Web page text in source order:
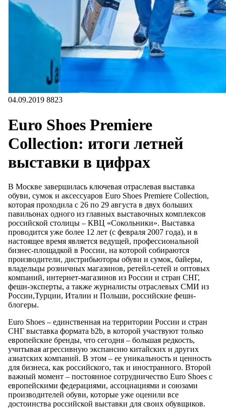
04.09.2019 8823
Euro Shoes Premiere
Collection: итоги летней
выставки в цифрах
В Москве завершилась ключевая отраслевая выставка
обуви, сумок и аксессуаров Euro Shoes Premiere Collection,
которая проходила с 26 по 29 августа в двух больших
павильонах одного из главных выставочных комплексов
российской столицы – КВЦ «Сокольники». Выставка
проводится уже более 12 лет (с февраля 2007 года), и в
настоящее время является ведущей, профессиональной
бизнес-площадкой в России, на которой собираются
производители, дистрибьюторы обуви и сумок, байеры,
владельцы розничных магазинов, ретейл-сетей и оптовых
компаний, интернет-магазинов из России и стран СНГ,
фешн-эксперты, а также журналисты отраслевых СМИ из
России,Турции, Италии и Польши, российские фешн-
блогеры.
Euro Shoes – единственная на территории России и стран
СНГ выставка формата b2b, в которой участвуют только
европейские бренды, что сегодня – большая редкость,
учитывая агрессивную экспансию китайских и других
азиатских компаний. В этом – ее уникальность и ценность
для бизнеса, как российского, так и иностранного. Второй
важный момент – постоянное сотрудничество Euro Shoes с
европейскими федерациями, ассоциациями и союзами
производителей обуви, которые уже оценили все
достоинства российской выставки для своих обувщиков.